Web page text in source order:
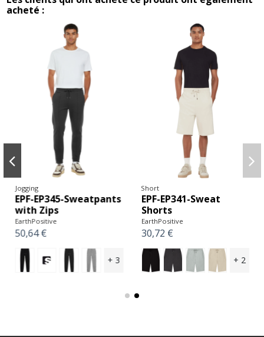
acheté :
Jogging
EPF-EP345-Sweatpants
with Zips
EarthPositive
50,64 €
+ 3
Short
EPF-EP341-Sweat
Shorts
EarthPositive
30,72 €
+ 2